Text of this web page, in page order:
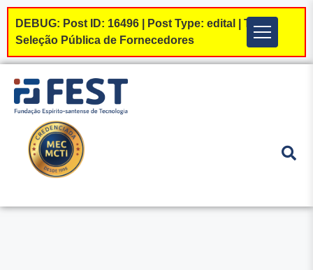
DEBUG: Post ID: 16496 | Post Type: edital | Tipos:
Seleção Pública de Fornecedores
Menu